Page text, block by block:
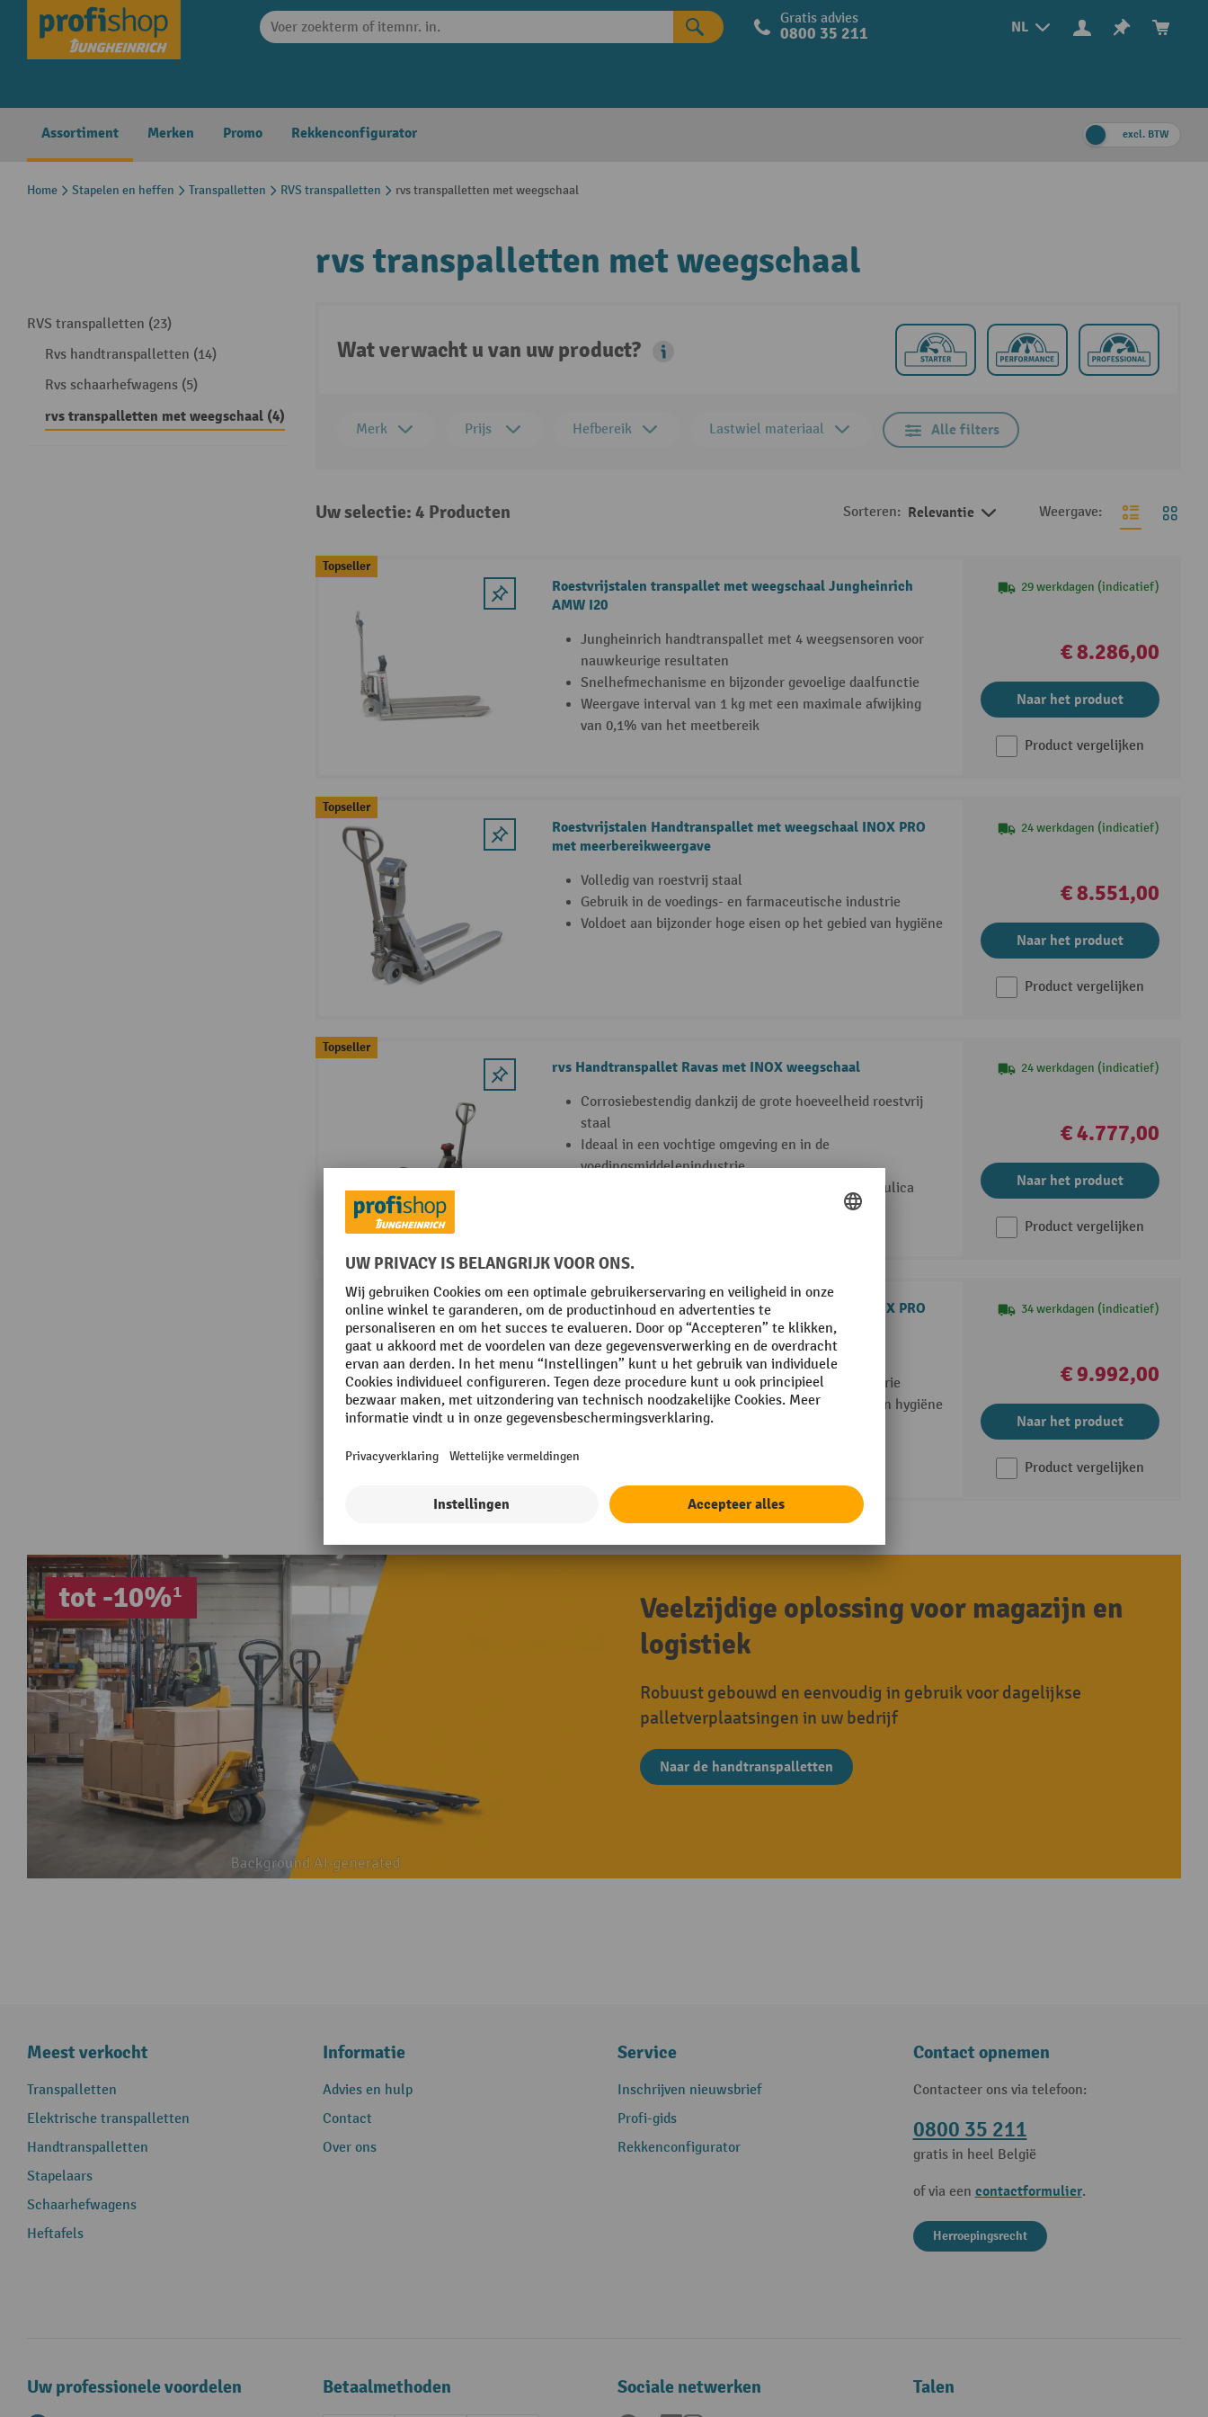
Skip to main navigation NL
Gratis advies
0800 35 211
Assortiment Merken Promo Rekkenconfigurator excl. BTW
Home Stapelen en heffen Transpalletten RVS transpalletten rvs transpalletten met weegschaal
RVS transpalletten (23)
Rvs handtranspalletten (14)
Rvs schaarhefwagens (5)
rvs transpalletten met weegschaal (4)
rvs transpalletten met weegschaal
Wat verwacht u van uw product?
Merk Prijs Hefbereik Lastwiel materiaal Alle filters
Uw selectie: 4 Producten Sorteren: Relevantie Weergave:
Topseller
Roestvrijstalen transpallet met weegschaal Jungheinrich
AMW I20
Jungheinrich handtranspallet met 4 weegsensoren voor
nauwkeurige resultaten
Snelhefmechanisme en bijzonder gevoelige daalfunctie
Weergave interval van 1 kg met een maximale afwijking
van 0,1% van het meetbereik
29 werkdagen (indicatief)
€ 8.286,00
Naar het product
Product vergelijken
Topseller
Roestvrijstalen Handtranspallet met weegschaal INOX PRO
met meerbereikweergave
Volledig van roestvrij staal
Gebruik in de voedings- en farmaceutische industrie
Voldoet aan bijzonder hoge eisen op het gebied van hygiëne
24 werkdagen (indicatief)
€ 8.551,00
Naar het product
Product vergelijken
Topseller
rvs Handtranspallet Ravas met INOX weegschaal
Corrosiebestendig dankzij de grote hoeveelheid roestvrij
staal
Ideaal in een vochtige omgeving en in de
voedingsmiddelenindustrie
Waterdichte lagers en galvanisch verzinkte hydraulica
24 werkdagen (indicatief)
€ 4.777,00
Naar het product
Product vergelijken
Roestvrijstalen Handtranspallet met weegschaal INOX PRO
met meerbereikweergave Touch
Volledig van roestvrij staal
Gebruik in de voedings- en farmaceutische industrie
Voldoet aan bijzonder hoge eisen op het gebied van hygiëne
34 werkdagen (indicatief)
€ 9.992,00
Naar het product
Product vergelijken
tot -10%¹
Veelzijdige oplossing voor magazijn en
logistiek
Robuust gebouwd en eenvoudig in gebruik voor dagelijkse
palletverplaatsingen in uw bedrijf
Naar de handtranspalletten
Meest verkocht
Transpalletten
Elektrische transpalletten
Handtranspalletten
Stapelaars
Schaarhefwagens
Heftafels
Informatie
Advies en hulp
Contact
Over ons
Service
Inschrijven nieuwsbrief
Profi-gids
Rekkenconfigurator
Contact opnemen
Contacteer ons via telefoon:
0800 35 211
gratis in heel België
of via een contactformulier.
Herroepingsrecht
Uw professionele voordelen Betaalmethoden Sociale netwerken Talen